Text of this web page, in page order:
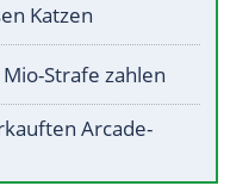
Katzen
Strafe zahlen
Arcade-